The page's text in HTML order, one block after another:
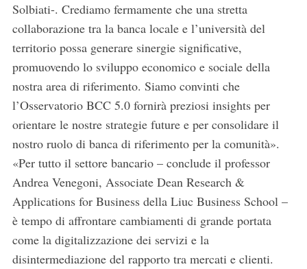
Solbiati-. Crediamo fermamente che una stretta
collaborazione tra la banca locale e l’università del
territorio possa generare sinergie significative,
promuovendo lo sviluppo economico e sociale della
nostra area di riferimento. Siamo convinti che
l’Osservatorio BCC 5.0 fornirà preziosi insights per
orientare le nostre strategie future e per consolidare il
nostro ruolo di banca di riferimento per la comunità».
«Per tutto il settore bancario – conclude il professor
Andrea Venegoni, Associate Dean Research &
Applications for Business della Liuc Business School –
è tempo di affrontare cambiamenti di grande portata
come la digitalizzazione dei servizi e la
disintermediazione del rapporto tra mercati e clienti.